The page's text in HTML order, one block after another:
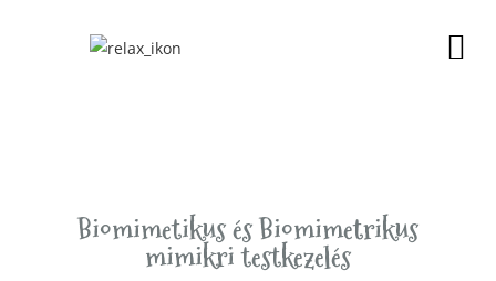
Biomimetikus és Biomimetrikus
mimikri testkezelés